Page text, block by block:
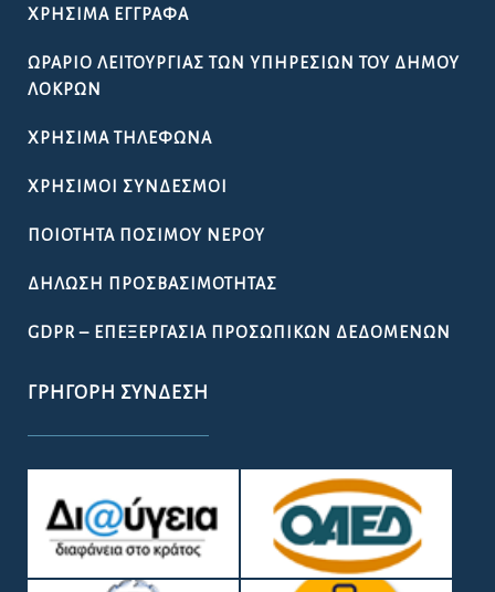
ΧΡΉΣΙΜΑ ΈΓΓΡΑΦΑ
ΩΡΆΡΙΟ ΛΕΙΤΟΥΡΓΊΑΣ ΤΩΝ ΥΠΗΡΕΣΙΏΝ ΤΟΥ ΔΉΜΟΥ
ΛΟΚΡΏΝ
ΧΡΉΣΙΜΑ ΤΗΛΈΦΩΝΑ
ΧΡΉΣΙΜΟΙ ΣΎΝΔΕΣΜΟΙ
ΠΟΙΌΤΗΤΑ ΠΌΣΙΜΟΥ ΝΕΡΟΎ
ΔΉΛΩΣΗ ΠΡΟΣΒΑΣΙΜΌΤΗΤΑΣ
GDPR – ΕΠΕΞΕΡΓΑΣΙΑ ΠΡΟΣΩΠΙΚΩΝ ΔΕΔΟΜΕΝΩΝ
ΓΡΉΓΟΡΗ ΣΎΝΔΕΣΗ